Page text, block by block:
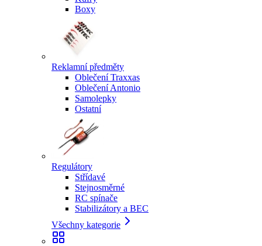
Boxy
Reklamní předměty
Oblečení Traxxas
Oblečení Antonio
Samolepky
Ostatní
Regulátory
Střídavé
Stejnosměrné
RC spínače
Stabilizátory a BEC
Všechny kategorie